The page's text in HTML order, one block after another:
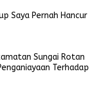
Saya Pernah Hancur
Sungai Rotan
Terhadap